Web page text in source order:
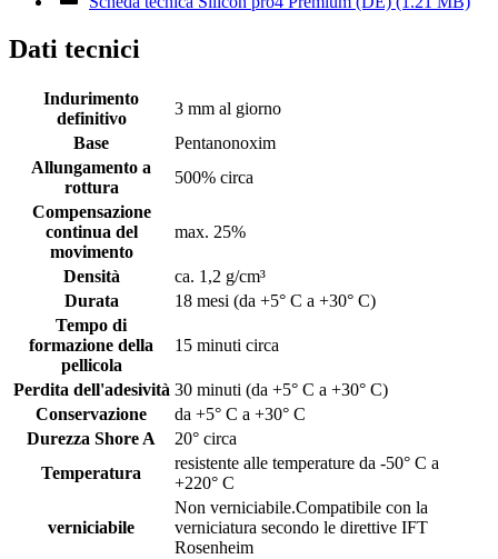
Dati tecnici
Indurimento
definitivo
3 mm al giorno
Base
Pentanonoxim
Allungamento a
rottura
500% circa
Compensazione
continua del
movimento
max. 25%
Densità
ca. 1,2 g/cm³
Durata
18 mesi (da +5° C a +30° C)
Tempo di
formazione della
pellicola
15 minuti circa
Perdita dell'adesività 30 minuti (da +5° C a +30° C)
Conservazione
da +5° C a +30° C
Durezza Shore A
20° circa
Temperatura
resistente alle temperature da -50° C a
+220° C
verniciabile
Non verniciabile.Compatibile con la
verniciatura secondo le direttive IFT
Rosenheim